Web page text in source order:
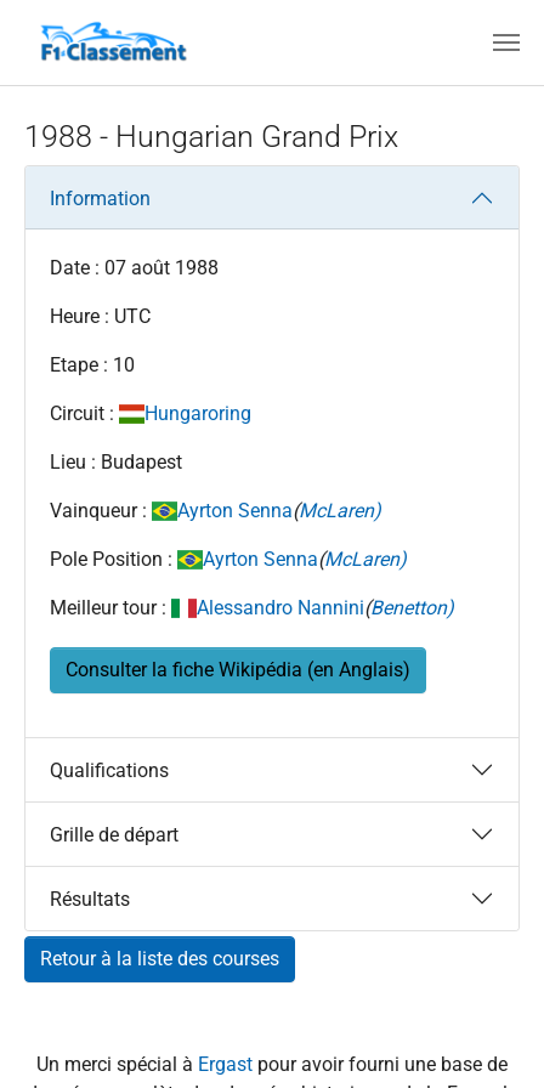
1988 - Hungarian Grand Prix
Information
Date : 07 août 1988
Heure : UTC
Etape : 10
Circuit : Hungaroring
Lieu : Budapest
Vainqueur : Ayrton Senna(McLaren)
Pole Position : Ayrton Senna(McLaren)
Meilleur tour : Alessandro Nannini(Benetton)
Consulter la fiche Wikipédia (en Anglais)
Qualifications
Grille de départ
Résultats
Retour à la liste des courses
Un merci spécial à Ergast pour avoir fourni une base de